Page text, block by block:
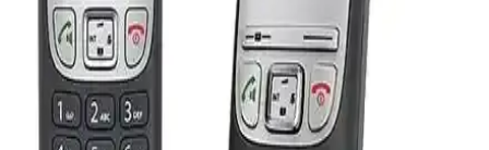
Nokia 112 ve Samsung B310E, uygun fiyatlı ve dayanıklı tuşlu
telefonlar arasında popüler seçeneklerdir. Bu karşılaştırma, her iki
modelin temel özelliklerini ve kullanıcı yorumlarını detaylandırarak
bilinçli tercih yapmanızı sağlar.
Samsung 1270 ve Samsung Aktif Kapaklı Tuşlu
Telefonlar Karşılaştırması